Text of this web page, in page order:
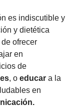
es indiscutible y
y dietética
ofrecer
en
de
, o educar a la
en